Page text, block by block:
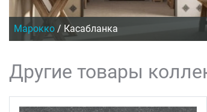
Марокко / Касабланка
Другие товары